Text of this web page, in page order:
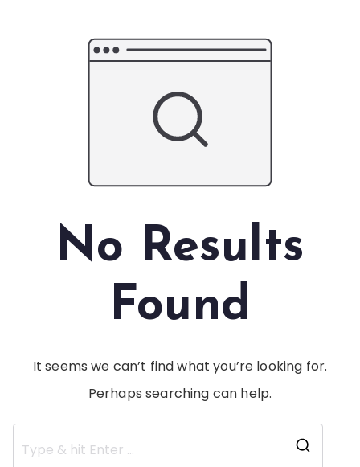
No Results
Found
It seems we can’t find what you’re looking for.
Perhaps searching can help.